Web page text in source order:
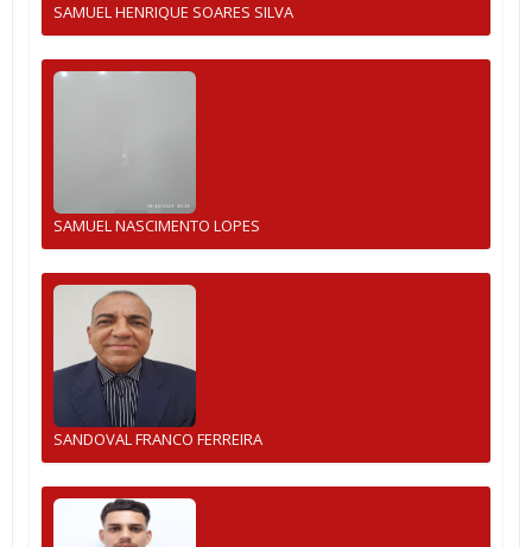
SAMUEL HENRIQUE SOARES SILVA
SAMUEL NASCIMENTO LOPES
SANDOVAL FRANCO FERREIRA